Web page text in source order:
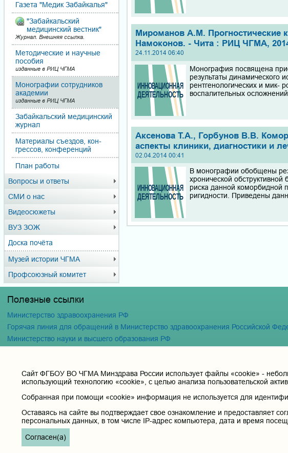
Газета "Медик Забайкалья"
"Забайкальский
медицинский вестник"
Журнал. Внешняя ссылка.
Методические и научные
пособия
изданные в РИЦ ЧГМА
Монографии сотрудников
академии
изданные в РИЦ ЧГМА
Забайкальский медицинский
журнал
Материалы съездов, кон­
грес­сов, конференций
План работы
Вопросы и ответы
СМИ о нас
Видеосюжеты
ВУЗ ЗОЖ
Доска почёта
Музей истории ЧГМА
Профсоюзный комитет
Мироманов A.M. Прогностические
Намоконов. - Чита : РИЦ ЧГМА,
24.11.2014 06:40
Монография посвящена
результаты динамического
рентгенологических и мик-
воспалительных
Аксенова Т.А., Горбунов В.В.
аспекты клиники, диагностики и
02.04.2014 00:41
В монографии обобщены
хронической
риска данной коморбидной
ригидности. Приведены
Полезные ссылки
Министерство здравоохранения РФ
Горячая линия для обращений в Министерство здравоохранения Российской
Министерство науки и высшего образования РФ
ФГБОУ ВО "Пензенский государственный университет" Кафедра терапия
Cайт ФГБОУ ВО ЧГМА Минздрава России использует файлы «cookie» -
использующий технологию «cookie», с целью анализа пользовательской
Собранная при помощи «cookie» информация не используется для
Оставаясь на сайте вы подтверждает свое ознакомление и предоставляет
персональных данных, в том числе IP-адрес компьютера, дата и время
Согласен(а)